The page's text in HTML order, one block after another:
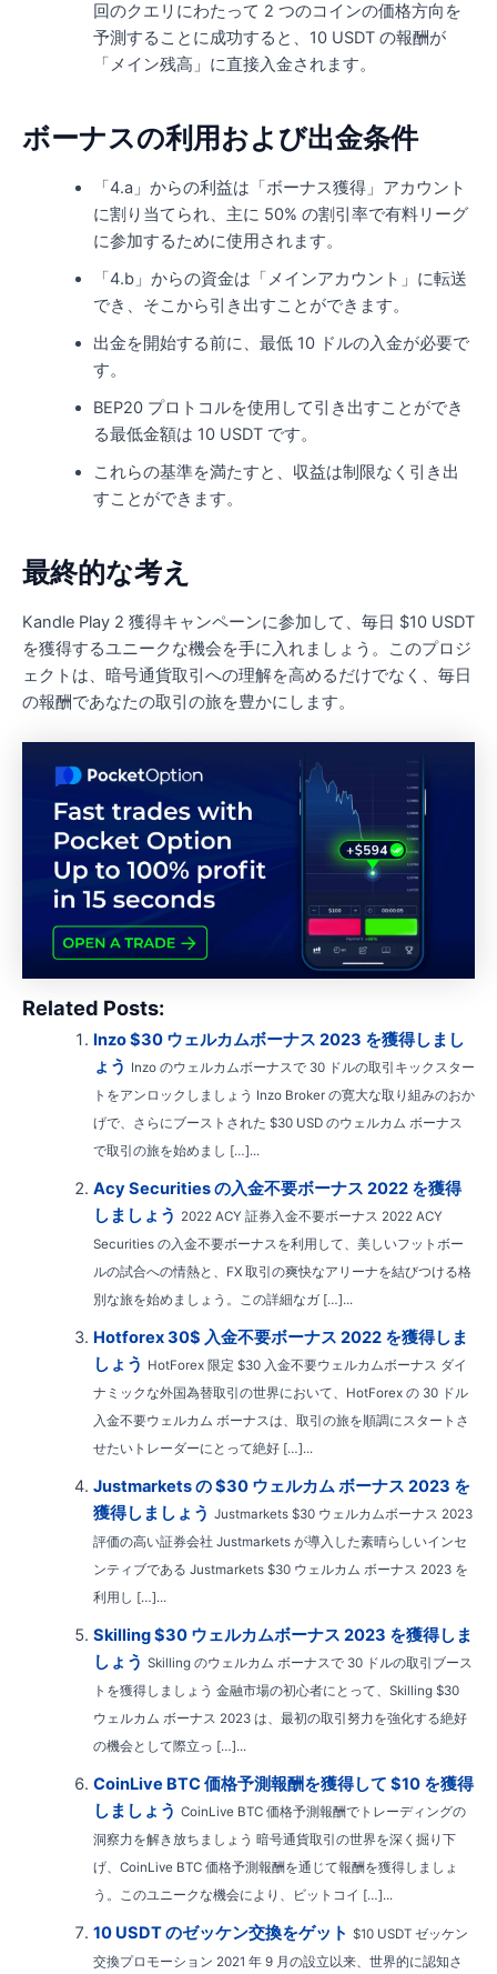
回のクエリにわたって 2 つのコインの価格方向を
予測することに成功すると、10 USDT の報酬が
「メイン残高」に直接入金されます。
ボーナスの利用および出金条件
「4.a」からの利益は「ボーナス獲得」アカウント
に割り当てられ、主に 50% の割引率で有料リーグ
に参加するために使用されます。
「4.b」からの資金は「メインアカウント」に転送
でき、そこから引き出すことができます。
出金を開始する前に、最低 10 ドルの入金が必要で
す。
BEP20 プロトコルを使用して引き出すことができ
る最低金額は 10 USDT です。
これらの基準を満たすと、収益は制限なく引き出
すことができます。
最終的な考え
Kandle Play 2 獲得キャンペーンに参加して、毎日 $10 USDT
を獲得するユニークな機会を手に入れましょう。このプロジ
ェクトは、暗号通貨取引への理解を高めるだけでなく、毎日
の報酬であなたの取引の旅を豊かにします。
Related Posts:
Inzo $30 ウェルカムボーナス 2023 を獲得しまし
ょう Inzo のウェルカムボーナスで 30 ドルの取引キックスター
トをアンロックしましょう Inzo Broker の寛大な取り組みのおか
げで、さらにブーストされた $30 USD のウェルカム ボーナス
で取引の旅を始めまし […]...
Acy Securities の入金不要ボーナス 2022 を獲得
しましょう 2022 ACY 証券入金不要ボーナス 2022 ACY
Securities の入金不要ボーナスを利用して、美しいフットボー
ルの試合への情熱と、FX 取引の爽快なアリーナを結びつける格
別な旅を始めましょう。この詳細なガ […]...
Hotforex 30$ 入金不要ボーナス 2022 を獲得しま
しょう HotForex 限定 $30 入金不要ウェルカムボーナス ダイ
ナミックな外国為替取引の世界において、HotForex の 30 ドル
入金不要ウェルカム ボーナスは、取引の旅を順調にスタートさ
せたいトレーダーにとって絶好 […]...
Justmarkets の $30 ウェルカム ボーナス 2023 を
獲得しましょう Justmarkets $30 ウェルカムボーナス 2023
評価の高い証券会社 Justmarkets が導入した素晴らしいインセ
ンティブである Justmarkets $30 ウェルカム ボーナス 2023 を
利用し […]...
Skilling $30 ウェルカムボーナス 2023 を獲得しま
しょう Skilling のウェルカム ボーナスで 30 ドルの取引ブース
トを獲得しましょう 金融市場の初心者にとって、Skilling $30
ウェルカム ボーナス 2023 は、最初の取引努力を強化する絶好
の機会として際立っ […]...
CoinLive BTC 価格予測報酬を獲得して $10 を獲得
しましょう CoinLive BTC 価格予測報酬でトレーディングの
洞察力を解き放ちましょう 暗号通貨取引の世界を深く掘り下
げ、CoinLive BTC 価格予測報酬を通じて報酬を獲得しましょ
う。このユニークな機会により、ビットコイ […]...
10 USDT のゼッケン交換をゲット $10 USDT ゼッケン
交換プロモーション 2021 年 9 月の設立以来、世界的に認知さ